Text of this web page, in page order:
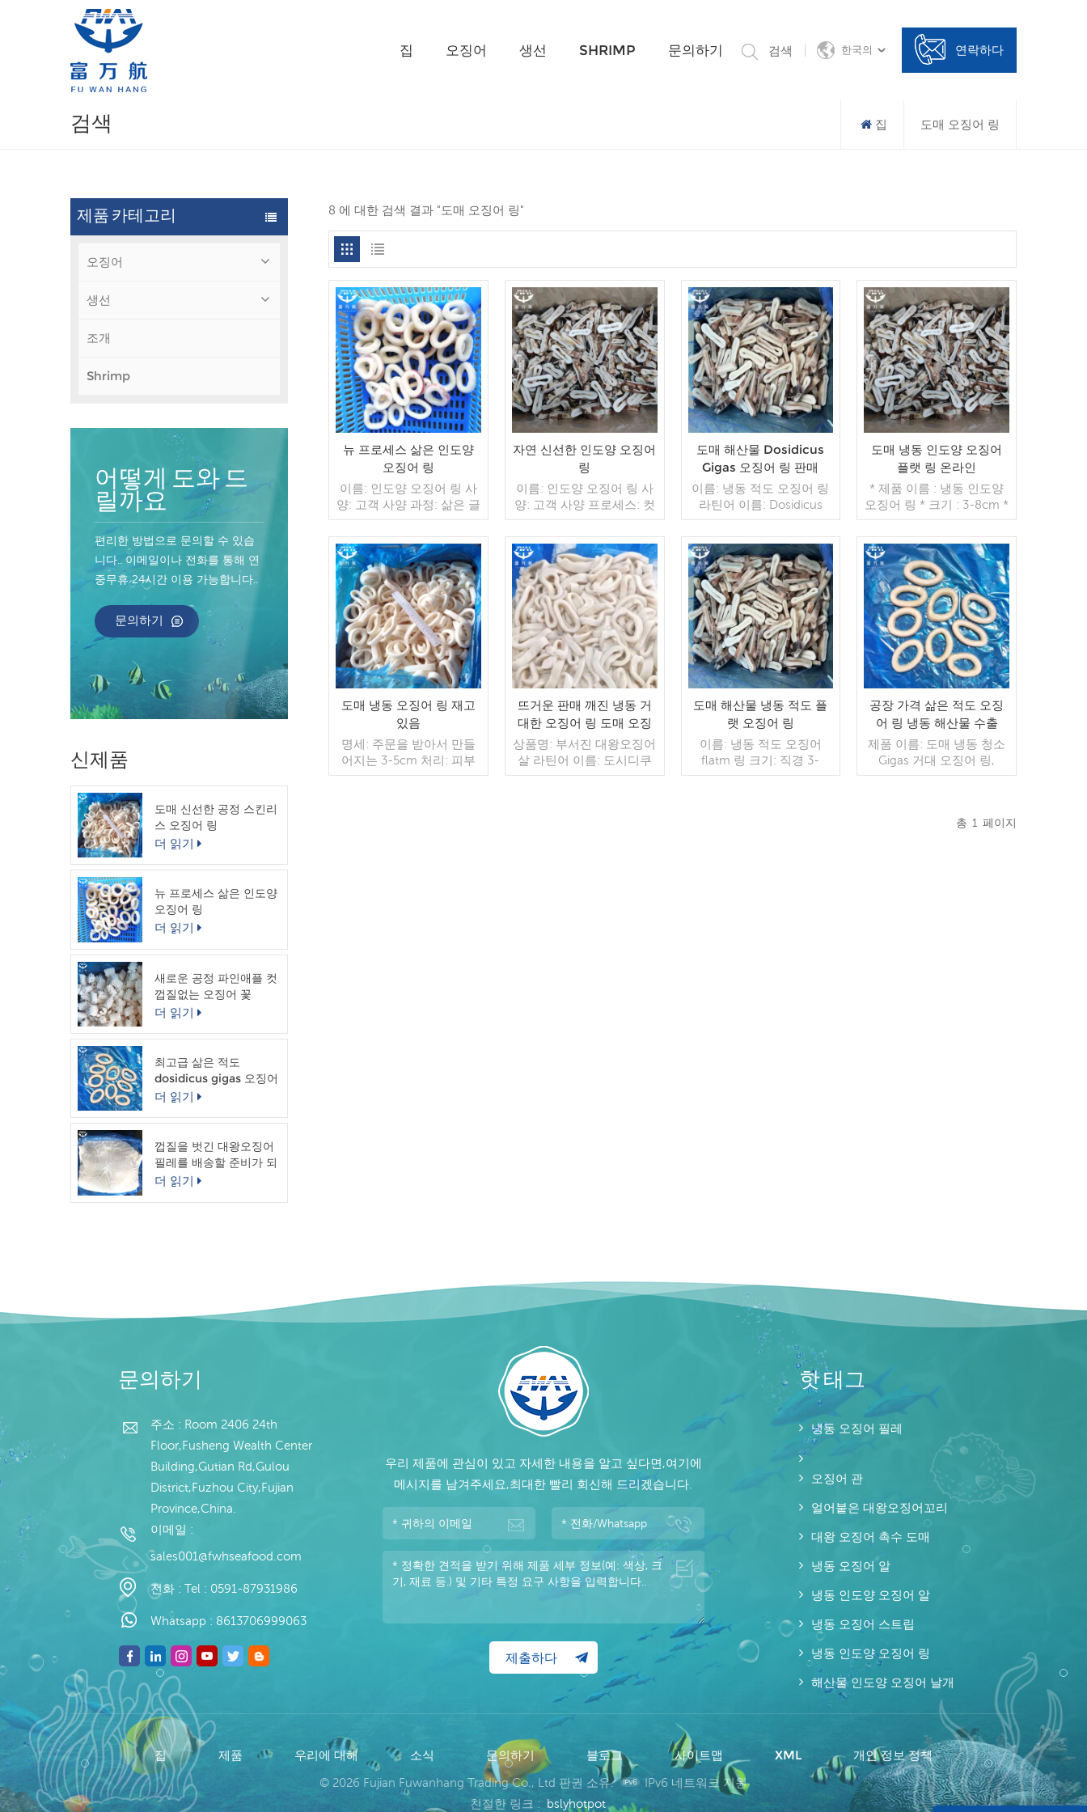
집 오징어 생선 SHRIMP 문의하기 검색 한국의 연락하다
검색 집 도매 오징어 링
제품 카테고리
오징어
생선
조개
Shrimp
어떻게 도와 드
릴까요
편리한 방법으로 문의할 수 있습
니다.. 이메일이나 전화를 통해 연
중무휴 24시간 이용 가능합니다..
문의하기
신제품
도매 신선한 공정 스킨리
스 오징어 링
더 읽기
뉴 프로세스 삶은 인도양
오징어 링
더 읽기
새로운 공정 파인애플 컷
껍질없는 오징어 꽃
더 읽기
최고급 삶은 적도
dosidicus gigas 오징어
링
더 읽기
껍질을 벗긴 대왕오징어
필레를 배송할 준비가 되
었습니다.
더 읽기
8 에 대한 검색 결과 "도매 오징어 링"
뉴 프로세스 삶은 인도양
오징어 링
이름: 인도양 오징어 링 사
양: 고객 사양 과정: 삶은 글
레이징: IQF 40%(맞춤형)
포장: 1kg / 가방, 10kg / 짠
가방 (맞춤형) 판매 모델: 도
매/수출 최소. 주문: 20피트
컨테이너 / 40피트 컨테이
너 지불: 보자마자 TT / С확
인된 취소 불가능한 LC 배
송: 입금 확인 후 20일 이내
원산지: 중국 브랜드: 푸 왕
행
더 읽기
자연 신선한 인도양 오징어
링
이름: 인도양 오징어 링 사
양: 고객 사양 프로세스: 컷
글레이징: IQF 40%(맞춤형)
포장: 1kg / 가방, 10kg / 짠
가방 (맞춤형) 판매 모델: 도
매/수출 최소. 주문: 20피트
컨테이너 / 40피트 컨테이
너 지불: 보자마자 TT / С확
인된 취소 불가능한 LC 배
송: 입금 확인 후 20일 이내
원산지: 중국 브랜드: 푸 왕
행
더 읽기
도매 해산물 Dosidicus
Gigas 오징어 링 판매
이름: 냉동 적도 오징어 링
라틴어 이름: Dosidicus
Gigas 재료: 적도 오징어 크
기: 2.5 - 6cm 모델: 스킨
온 포장: 1kg/가방, 10kg/카
톤(맞춤형)
더 읽기
도매 냉동 인도양 오징어
플랫 링 온라인
* 제품 이름 : 냉동 인도양
오징어 링 * 크기 : 3-8cm *
포장 방법 : 10kg / ctn
*MOQ : 22 톤 * 응
시:AsCunstomers의 요구
사항 *무게(kg):20kg *첨가
물:없음 *원산지:중국 복건
성
더 읽기
도매 냉동 오징어 링 재고
있음
명세: 주문을 받아서 만들
어지는 3-5cm 처리: 피부
가 없는, IQF, 처리되는 화
뜨거운 판매 깨진 냉동 거
대한 오징어 링 도매 오징
어 고기
상품명: 부서진 대왕오징어
살 라틴어 이름: 도시디쿠
스 기가스 얼어붙은 길: 바
도매 해산물 냉동 적도 플
랫 오징어 링
이름: 냉동 적도 오징어
flatm 링 크기: 직경 3-
7cm, 너비 1.2+-0.1cm 캐
공장 가격 삶은 적도 오징
어 링 냉동 해산물 수출
제품 이름: 도매 냉동 청소
Gigas 거대 오징어 링,
10kg/ctns 주요 시장: 동남
Todarodes
총 1 페이지
문의하기
주소 : Room 2406 24th
Floor,Fusheng Wealth Center
Building,Gutian Rd,Gulou
District,Fuzhou City,Fujian
Province,China.
이메일 :
sales001@fwhseafood.com
전화 : Tel : 0591-87931986
Whatsapp : 8613706999063
우리 제품에 관심이 있고 자세한 내용을 알고 싶다면,여기에
메시지를 남겨주세요,최대한 빨리 회신해 드리겠습니다.
핫 태그
냉동 오징어 필레
오징어 관
얼어붙은 대왕오징어꼬리
대왕 오징어 촉수 도매
냉동 오징어 알
냉동 인도양 오징어 알
냉동 오징어 스트립
냉동 인도양 오징어 링
해산물 인도양 오징어 날개
집 제품 우리에 대해 소식 문의하기 블로그 사이트맵 XML 개인 정보 정책
© 2026 Fujian Fuwanhang Trading Co., Ltd 판권 소유.
IPv6 네트워크 지원
친절한 링크 : bslyhotpot